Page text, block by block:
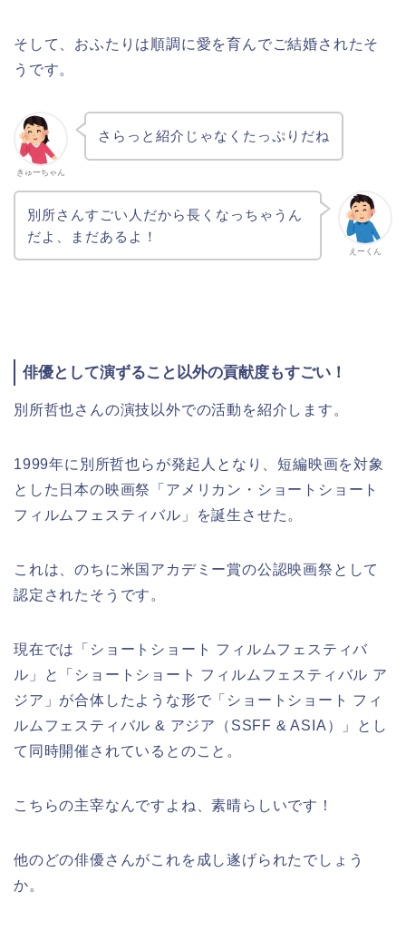
そして、おふたりは順調に愛を育んでご結婚されたそ
うです。
きゅーちゃん
さらっと紹介じゃなくたっぷりだね
えーくん
別所さんすごい人だから長くなっちゃうん
だよ、まだあるよ！
俳優として演ずること以外の貢献度もすごい！
別所哲也さんの演技以外での活動を紹介します。
1999年に別所哲也らが発起人となり、短編映画を対象
とした日本の映画祭「アメリカン・ショートショート
フィルムフェスティバル」を誕生させた。
これは、のちに米国アカデミー賞の公認映画祭として
認定されたそうです。
現在では「ショートショート フィルムフェスティバ
ル」と「ショートショート フィルムフェスティバル ア
ジア」が合体したような形で「ショートショート フィ
ルムフェスティバル & アジア（SSFF & ASIA）」とし
て同時開催されているとのこと。
こちらの主宰なんですよね、素晴らしいです！
他のどの俳優さんがこれを成し遂げられたでしょう
か。